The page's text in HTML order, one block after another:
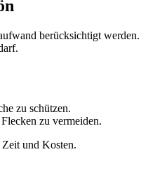
berücksichtigt
zu schützen.
zu vermeiden.
und Kosten.